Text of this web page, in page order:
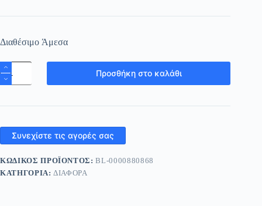
Διαθέσιμo Άμεσα
WIRELESS
RECEIVER
BT-
ποσότητα
Προσθήκη στο καλάθι
Συνεχίστε τις αγορές σας
ΚΩΔΙΚΌΣ ΠΡΟΪΌΝΤΟΣ:BL-0000880868
ΚΑΤΗΓΟΡΊΑ: ΔΙΑΦΟΡΑ